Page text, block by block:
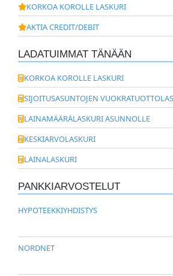
KORKOA KOROLLE LASKURI
AKTIA CREDIT/DEBIT
LADATUIMMAT TÄNÄÄN
KORKOA KOROLLE LASKURI
SIJOITUSASUNTOJEN
LAINAMÄÄRÄLASKURI ASUNNOLLE
KESKIARVOLASKURI
LAINALASKURI
PANKKIARVOSTELUT
HYPOTEEKKIYHDISTYS
NORDNET